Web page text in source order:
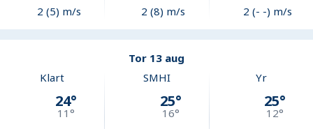
2 (5) m/s
2 (8) m/s
2 (- -) m/s
Tor 13 aug
Klart
24°
11°
SMHI
25°
16°
Yr
25°
12°